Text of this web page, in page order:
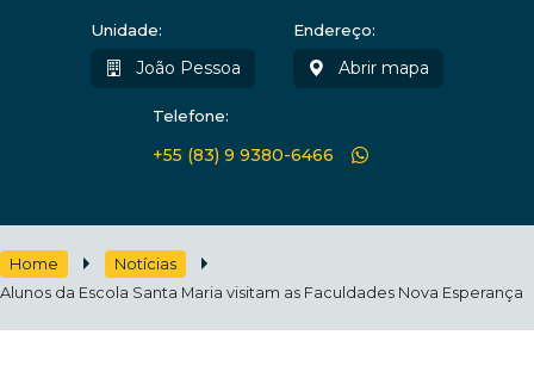
Unidade:
João Pessoa
Endereço:
Abrir mapa
Telefone:
+55 (83) 9 9380-6466
Home
Notícias
Alunos da Escola Santa Maria visitam as Faculdades Nova Esperança